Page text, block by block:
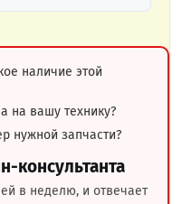
наличие этой
на вашу технику?
нужной запчасти?
консультанта
в неделю, и отвечает